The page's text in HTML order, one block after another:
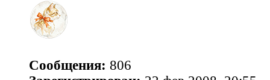
Сообщения: 806